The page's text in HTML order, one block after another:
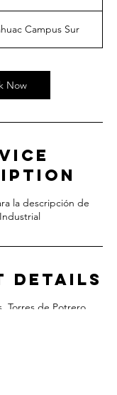
i
n
Campus Sur
Now
la descripción de
Details
Torres de Potrero,